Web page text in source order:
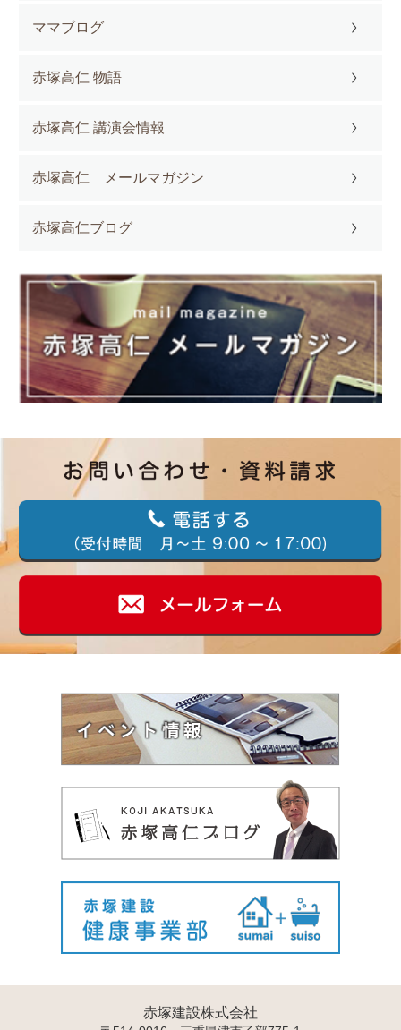
ママブログ
赤塚高仁 物語
赤塚高仁 講演会情報
赤塚高仁 メールマガジン
赤塚高仁ブログ
赤塚建設株式会社